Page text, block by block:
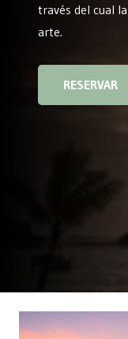
través del cual
arte.
RESERVAR